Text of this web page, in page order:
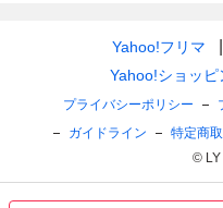
Yahoo!フリマ
Yahoo!ショッピ
プライバシーポリシー
ガイドライン
特定商
© LY